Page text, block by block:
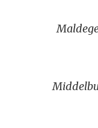
navigatie